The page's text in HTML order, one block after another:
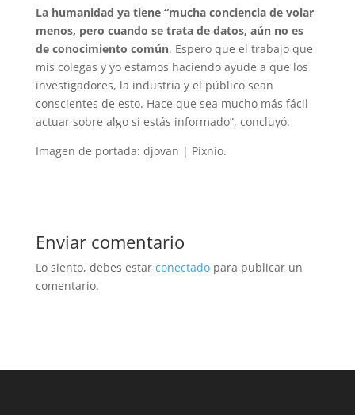
La humanidad ya tiene “mucha conciencia de volar
menos, pero cuando se trata de datos, aún no es
de conocimiento común. Espero que el trabajo que
mis colegas y yo estamos haciendo ayude a que los
investigadores, la industria y el público sean
conscientes de esto. Hace que sea mucho más fácil
actuar sobre algo si estás informado”, concluyó.
Imagen de portada: djovan | Pixnio.
Enviar comentario
Lo siento, debes estar conectadopara publicar un
comentario.